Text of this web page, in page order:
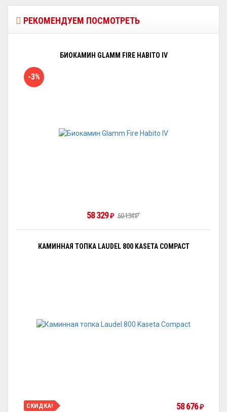
РЕКОМЕНДУЕМ ПОСМОТРЕТЬ
БИОКАМИН GLAMM FIRE HABITO IV
-3%
58 329₽ 60 134₽
КАМИННАЯ ТОПКА LAUDEL 800 KASETA COMPACT
СКИДКА! 58 676₽